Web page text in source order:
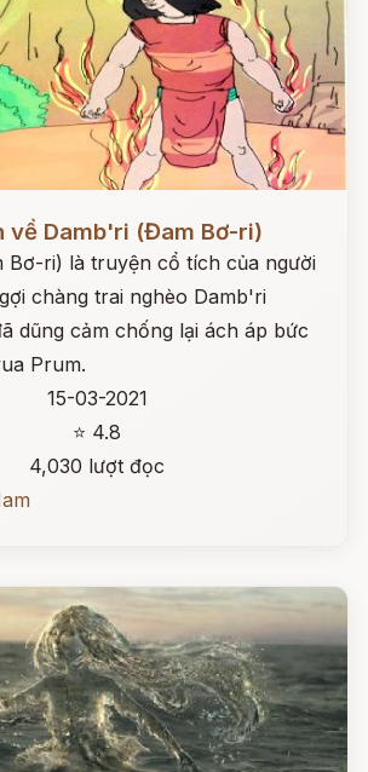
về Damb'ri (Đam Bơ-ri)
Bơ-ri) là truyện cổ tích của người
chàng trai nghèo Damb'ri
dũng cảm chống lại ách áp bức
Prum.
15-03-2021
⭐ 4.8
4,030 lượt đọc